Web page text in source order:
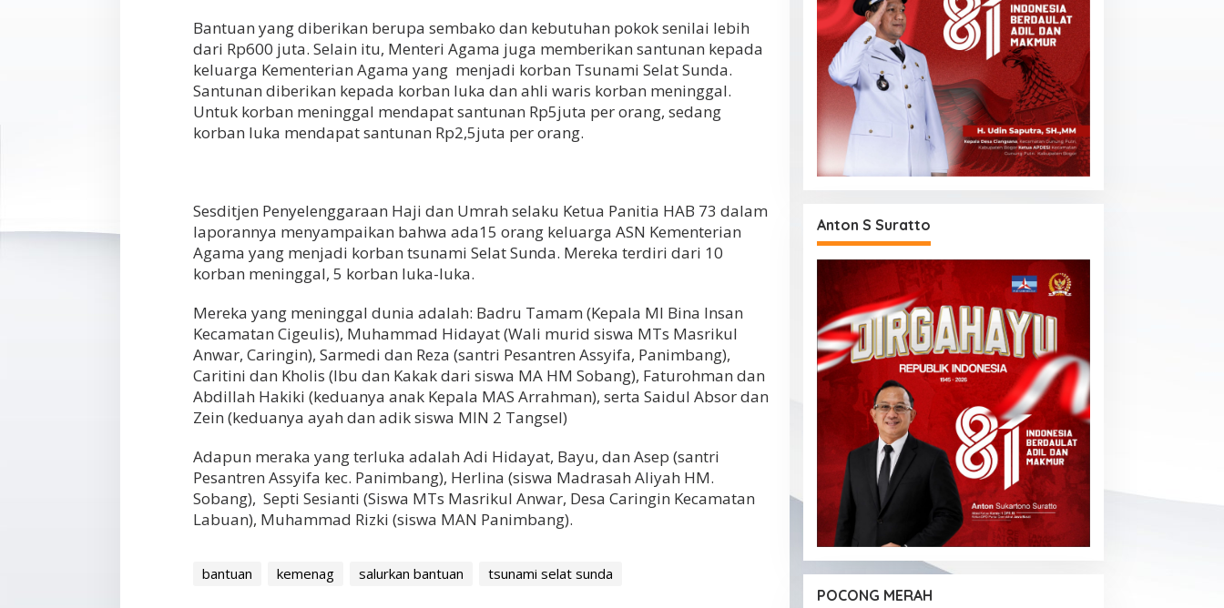
Bantuan yang diberikan berupa sembako dan kebutuhan pokok senilai lebih
dari Rp600 juta. Selain itu, Menteri Agama juga memberikan santunan kepada
keluarga Kementerian Agama yang menjadi korban Tsunami Selat Sunda.
Santunan diberikan kepada korban luka dan ahli waris korban meninggal.
Untuk korban meninggal mendapat santunan Rp5juta per orang, sedang
korban luka mendapat santunan Rp2,5juta per orang.
Sesditjen Penyelenggaraan Haji dan Umrah selaku Ketua Panitia HAB 73 dalam
laporannya menyampaikan bahwa ada15 orang keluarga ASN Kementerian
Agama yang menjadi korban tsunami Selat Sunda. Mereka terdiri dari 10
korban meninggal, 5 korban luka-luka.
Mereka yang meninggal dunia adalah: Badru Tamam (Kepala MI Bina Insan
Kecamatan Cigeulis), Muhammad Hidayat (Wali murid siswa MTs Masrikul
Anwar, Caringin), Sarmedi dan Reza (santri Pesantren Assyifa, Panimbang),
Caritini dan Kholis (Ibu dan Kakak dari siswa MA HM Sobang), Faturohman dan
Abdillah Hakiki (keduanya anak Kepala MAS Arrahman), serta Saidul Absor dan
Zein (keduanya ayah dan adik siswa MIN 2 Tangsel)
Adapun meraka yang terluka adalah Adi Hidayat, Bayu, dan Asep (santri
Pesantren Assyifa kec. Panimbang), Herlina (siswa Madrasah Aliyah HM.
Sobang), Septi Sesianti (Siswa MTs Masrikul Anwar, Desa Caringin Kecamatan
Labuan), Muhammad Rizki (siswa MAN Panimbang).
bantuan kemenag salurkan bantuan tsunami selat sunda
Anton S Suratto
POCONG MERAH